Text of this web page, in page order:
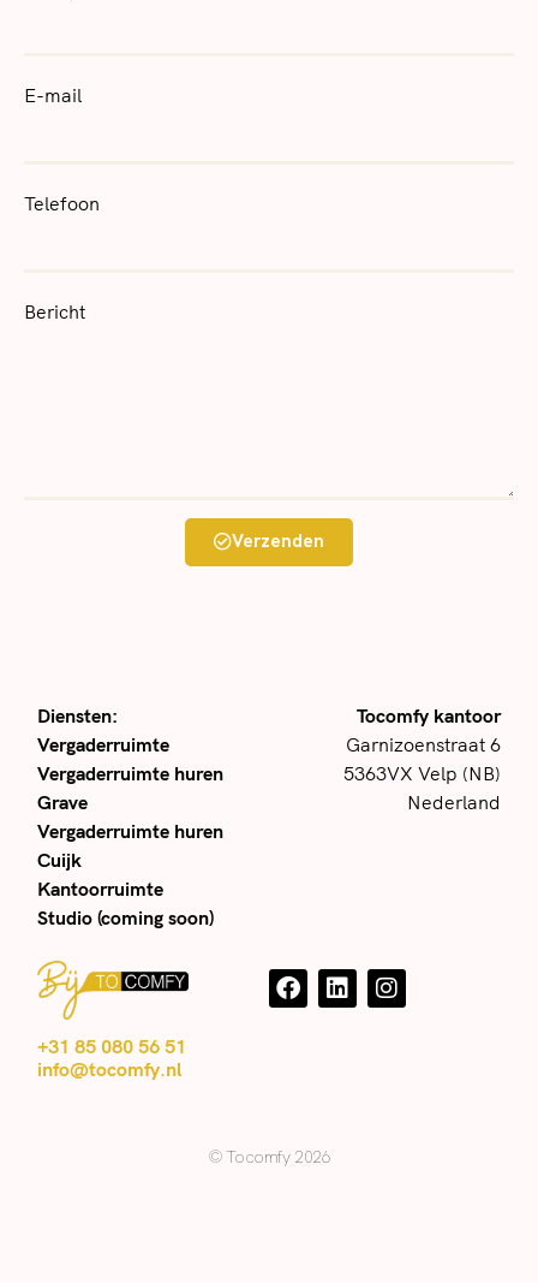
E-mail
Telefoon
Bericht
Verzenden
Diensten:
Vergaderruimte
Vergaderruimte huren
Grave
Vergaderruimte huren
Cuijk
Kantoorruimte
Studio (coming soon)
Tocomfy kantoor
Garnizoenstraat 6
5363VX Velp (NB)
Nederland
+31 85 080 56 51
info@tocomfy.nl
© Tocomfy 2026